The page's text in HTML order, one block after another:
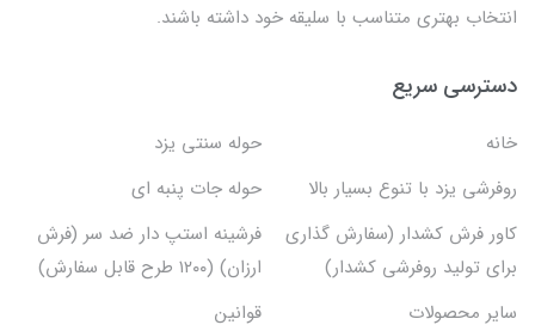
انتخاب بهتری متناسب با سلیقه خود داشته باشند.
دسترسی سریع
خانه
حوله سنتی یزد
روفرشی یزد با تنوع بسیار بالا
حوله جات پنبه ای
کاور فرش کشدار (سفارش گذاری
برای تولید روفرشی کشدار)
فرشینه استپ دار ضد سر (فرش
ارزان) (۱۲۰۰ طرح قابل سفارش)
سایر محصولات
قوانین